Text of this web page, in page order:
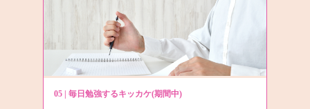
05 | 毎日勉強するキッカケ(期間中)